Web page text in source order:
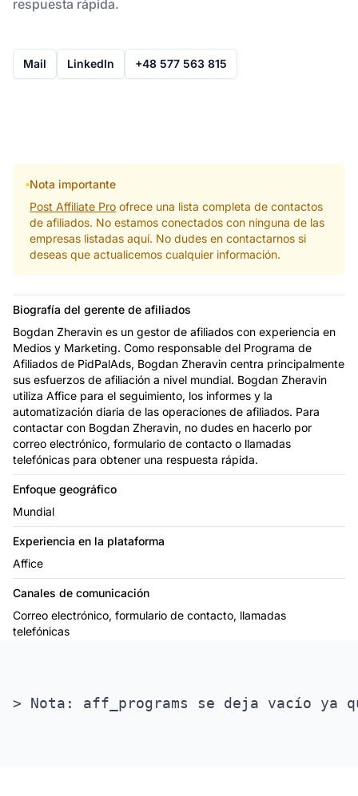
respuesta rápida.
Mail LinkedIn +48 577 563 815
Nota importante
Post Affiliate Pro ofrece una lista completa de contactos
de afiliados. No estamos conectados con ninguna de las
empresas listadas aquí. No dudes en contactarnos si
deseas que actualicemos cualquier información.
Biografía del gerente de afiliados
Bogdan Zheravin es un gestor de afiliados con experiencia en
Medios y Marketing. Como responsable del Programa de
Afiliados de PidPalAds, Bogdan Zheravin centra principalmente
sus esfuerzos de afiliación a nivel mundial. Bogdan Zheravin
utiliza Affice para el seguimiento, los informes y la
automatización diaria de las operaciones de afiliados. Para
contactar con Bogdan Zheravin, no dudes en hacerlo por
correo electrónico, formulario de contacto o llamadas
telefónicas para obtener una respuesta rápida.
Enfoque geográfico
Mundial
Experiencia en la plataforma
Affice
Canales de comunicación
Correo electrónico, formulario de contacto, llamadas
telefónicas